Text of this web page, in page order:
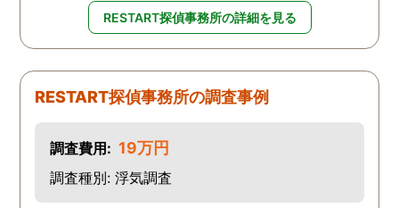
RESTART探偵事務所の詳細を見る
RESTART探偵事務所の調査事例
調査費用: 19万円
調査種別: 浮気調査